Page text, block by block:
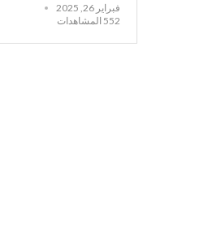
فبراير 26, 2025
552 المشاهدات